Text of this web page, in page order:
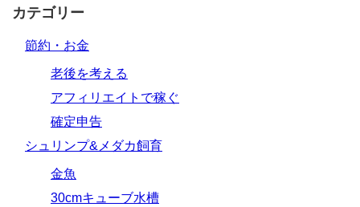
カテゴリー
節約・お金
老後を考える
アフィリエイトで稼ぐ
確定申告
シュリンプ&メダカ飼育
金魚
30cmキューブ水槽